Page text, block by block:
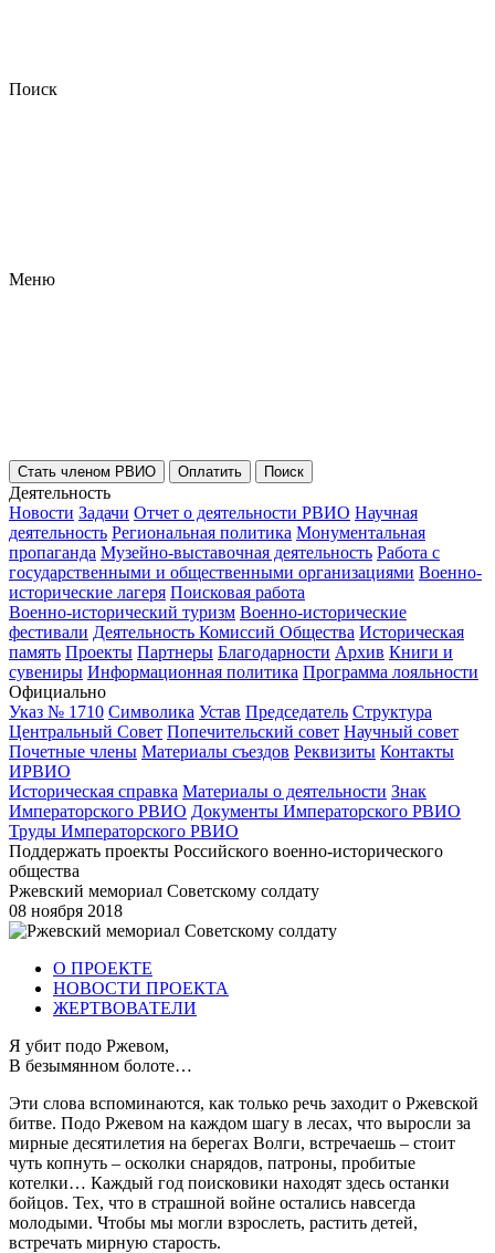
Поиск
Меню
Стать членом РВИО Оплатить Поиск
Деятельность
Новости Задачи Отчет о деятельности РВИО Научная
деятельность Региональная политика Монументальная
пропаганда Музейно-выставочная деятельность Работа с
государственными и общественными организациями Военно-
исторические лагеря Поисковая работа
Военно-исторический туризм Военно-исторические
фестивали Деятельность Комиссий Общества Историческая
память Проекты Партнеры Благодарности Архив Книги и
сувениры Информационная политика Программа лояльности
Официально
Указ № 1710 Символика Устав Председатель Структура
Центральный Совет Попечительский совет Научный совет
Почетные члены Материалы съездов Реквизиты Контакты
ИРВИО
Историческая справка Материалы о деятельности Знак
Императорского РВИО Документы Императорского РВИО
Труды Императорского РВИО
Поддержать проекты Российского военно-исторического
общества
Ржевский мемориал Советскому солдату
08 ноября 2018
О ПРОЕКТЕ
НОВОСТИ ПРОЕКТА
ЖЕРТВОВАТЕЛИ
Я убит подо Ржевом,
В безымянном болоте…
Эти слова вспоминаются, как только речь заходит о Ржевской
битве. Подо Ржевом на каждом шагу в лесах, что выросли за
мирные десятилетия на берегах Волги, встречаешь – стоит
чуть копнуть – осколки снарядов, патроны, пробитые
котелки… Каждый год поисковики находят здесь останки
бойцов. Тех, что в страшной войне остались навсегда
молодыми. Чтобы мы могли взрослеть, растить детей,
встречать мирную старость.